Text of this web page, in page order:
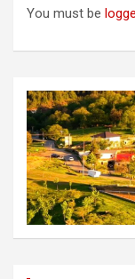
You must be